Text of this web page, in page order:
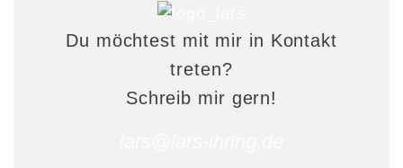
Du möchtest mit mir in Kontakt
treten?
Schreib mir gern!